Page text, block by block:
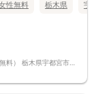
性無料 栃木県 宇
パルティとちぎ男女共同参画センター（施設内駐車場有:無料） 栃木県宇都宮市野沢町4-1 ※階数や部屋番号はパーティーの開催内容をご確認ください。 2F研修室201